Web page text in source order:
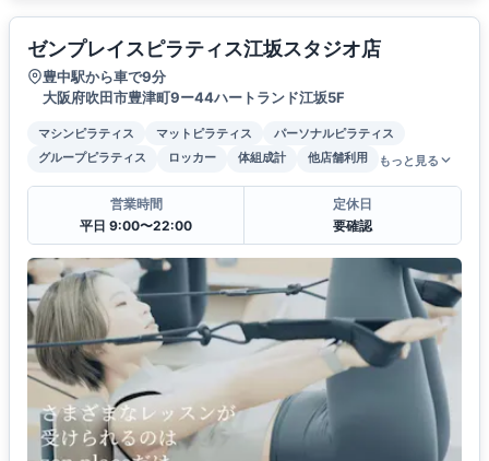
ゼンプレイスピラティス江坂スタジオ店
豊中駅から車で9分
大阪府吹田市豊津町9ー44ハートランド江坂5F
マシンピラティス マットピラティス
パーソナルピラティス
グループピラティス
ロッカー 体組成計 他店舗利用 もっと見る
営業時間
平日 9:00〜22:00
定休日
要確認